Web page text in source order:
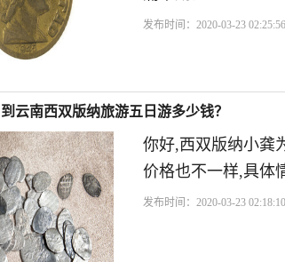
发布时间：2020-03-23
到云南西双版纳旅游五日游多少钱？
你好,西双版纳小龚
价格也不一样,具体
发布时间：2020-03-23